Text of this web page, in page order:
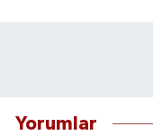
Yorumlar